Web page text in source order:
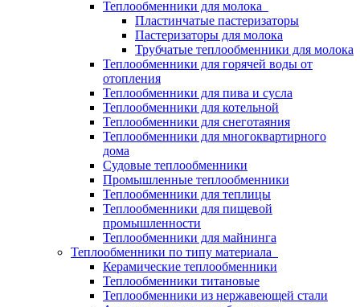
Теплообменники для молока
Пластинчатые пастеризаторы
Пастеризаторы для молока
Трубчатые теплообменники для молока
Теплообменники для горячей воды от
отопления
Теплообменники для пива и сусла
Теплообменники для котельной
Теплообменники для снеготаяния
Теплообменники для многоквартирного
дома
Судовые теплообменники
Промышленные теплообменники
Теплообменники для теплицы
Теплообменники для пищевой
промышленности
Теплообменники для майнинга
Теплообменники по типу материала
Керамические теплообменники
Теплообменники титановые
Теплообменники из нержавеющей стали